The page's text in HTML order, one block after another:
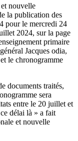
nouvelle
la publication des
pour le mercredi 24
2024, sur la page
primaire
Jacques odia,
le chronogramme
documents traités,
sera
entre le 20 juillet et
délai là » a fait
et nouvelle